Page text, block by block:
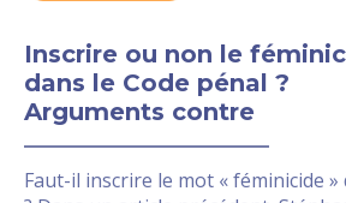
Inscrire ou non le
dans le Code pénal ?
Arguments contre
Faut-il inscrire le mot « féminicide »